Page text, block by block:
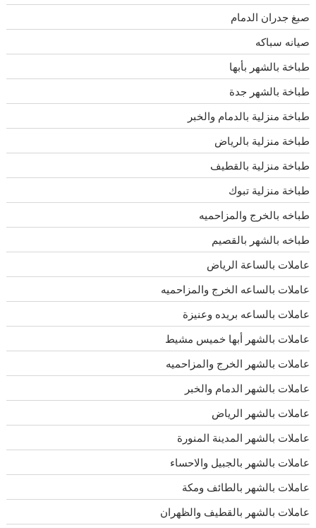
صبغ جدران الدمام
صيانه سباكه
طباخة بالشهر بأبها
طباخة بالشهر جدة
طباخة منزلية بالدمام والخبر
طباخة منزلية بالرياض
طباخة منزلية بالقطيف
طباخة منزلية تبوك
طباخه بالخرج والمزاحميه
طباخه بالشهر بالقصيم
عاملات بالساعة الرياض
عاملات بالساعه الخرج والمزاحميه
عاملات بالساعه بريده وعنيزة
عاملات بالشهر أبها خميس مشيط
عاملات بالشهر الخرج والمزاحميه
عاملات بالشهر الدمام والخبر
عاملات بالشهر الرياض
عاملات بالشهر المدينة المنورة
عاملات بالشهر بالجبيل والاحساء
عاملات بالشهر بالطائف ومكة
عاملات بالشهر بالقطيف والظهران